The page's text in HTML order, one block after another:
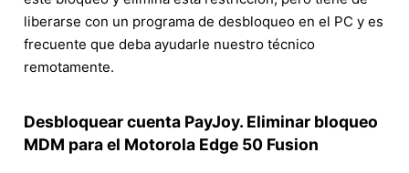
liberarse con un programa de desbloqueo en el PC y es
frecuente que deba ayudarle nuestro técnico
remotamente.
Desbloquear cuenta PayJoy. Eliminar bloqueo
MDM para el Motorola Edge 50 Fusion